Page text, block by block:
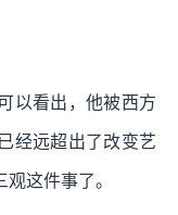
以看出，他被西方
经远超出了改变艺
这件事了。